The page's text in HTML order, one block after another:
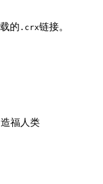
的 .crx链接。
福人类